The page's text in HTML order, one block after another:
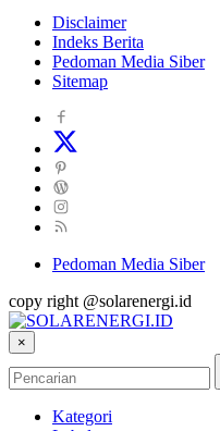
Disclaimer
Indeks Berita
Pedoman Media Siber
Sitemap
Pedoman Media Siber
copy right @solarenergi.id
×
Kategori